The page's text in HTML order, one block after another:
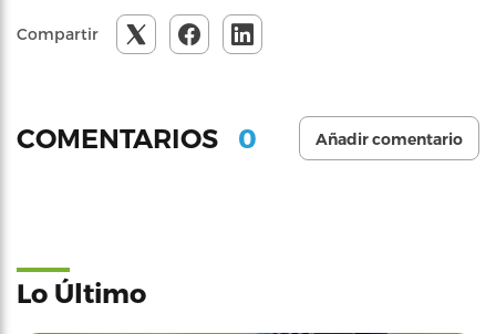
Compartir
COMENTARIOS 0 Añadir comentario
Lo Último